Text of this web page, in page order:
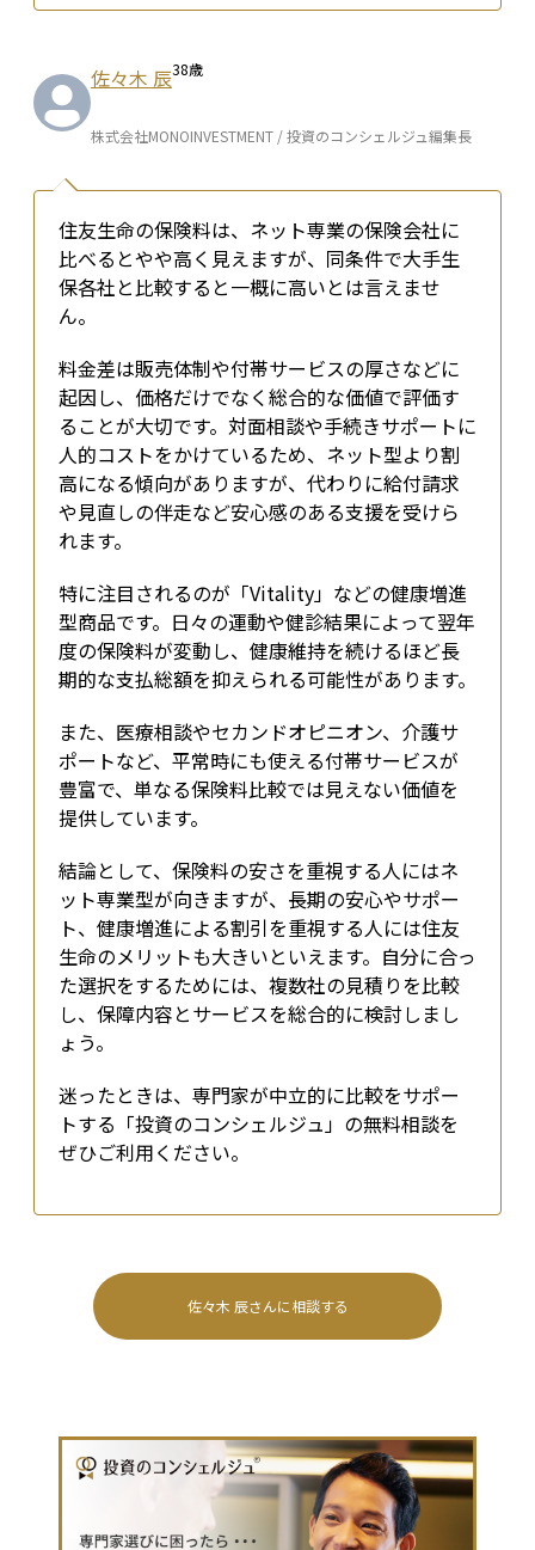
佐々木 辰38歳
株式会社MONOINVESTMENT / 投資のコンシェルジュ編集長
住友生命の保険料は、ネット専業の保険会社に
比べるとやや高く見えますが、同条件で大手生
保各社と比較すると一概に高いとは言えませ
ん。
料金差は販売体制や付帯サービスの厚さなどに
起因し、価格だけでなく総合的な価値で評価す
ることが大切です。対面相談や手続きサポートに
人的コストをかけているため、ネット型より割
高になる傾向がありますが、代わりに給付請求
や見直しの伴走など安心感のある支援を受けら
れます。
特に注目されるのが「Vitality」などの健康増進
型商品です。日々の運動や健診結果によって翌年
度の保険料が変動し、健康維持を続けるほど長
期的な支払総額を抑えられる可能性があります。
また、医療相談やセカンドオピニオン、介護サ
ポートなど、平常時にも使える付帯サービスが
豊富で、単なる保険料比較では見えない価値を
提供しています。
結論として、保険料の安さを重視する人にはネ
ット専業型が向きますが、長期の安心やサポー
ト、健康増進による割引を重視する人には住友
生命のメリットも大きいといえます。自分に合っ
た選択をするためには、複数社の見積りを比較
し、保障内容とサービスを総合的に検討しまし
ょう。
迷ったときは、専門家が中立的に比較をサポー
トする「投資のコンシェルジュ」の無料相談を
ぜひご利用ください。
佐々木 辰さんに相談する